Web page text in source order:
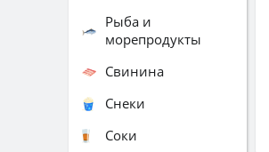
Рыба и
морепродукты
Свинина
Снеки
Соки